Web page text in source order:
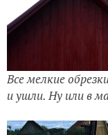
Все мелкие
и ушли. Ну или в